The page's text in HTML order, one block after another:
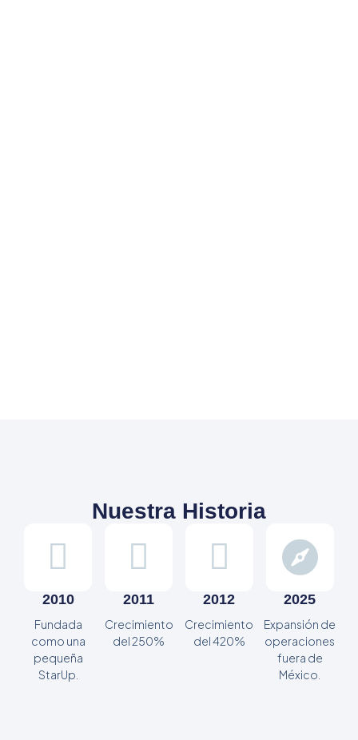
Nuestra Historia
2010
Fundada
como una
pequeña
StarUp.
2011
Crecimiento
del 250%
2012
Crecimiento
del 420%
2025
Expansión de
operaciones
fuera de
México.